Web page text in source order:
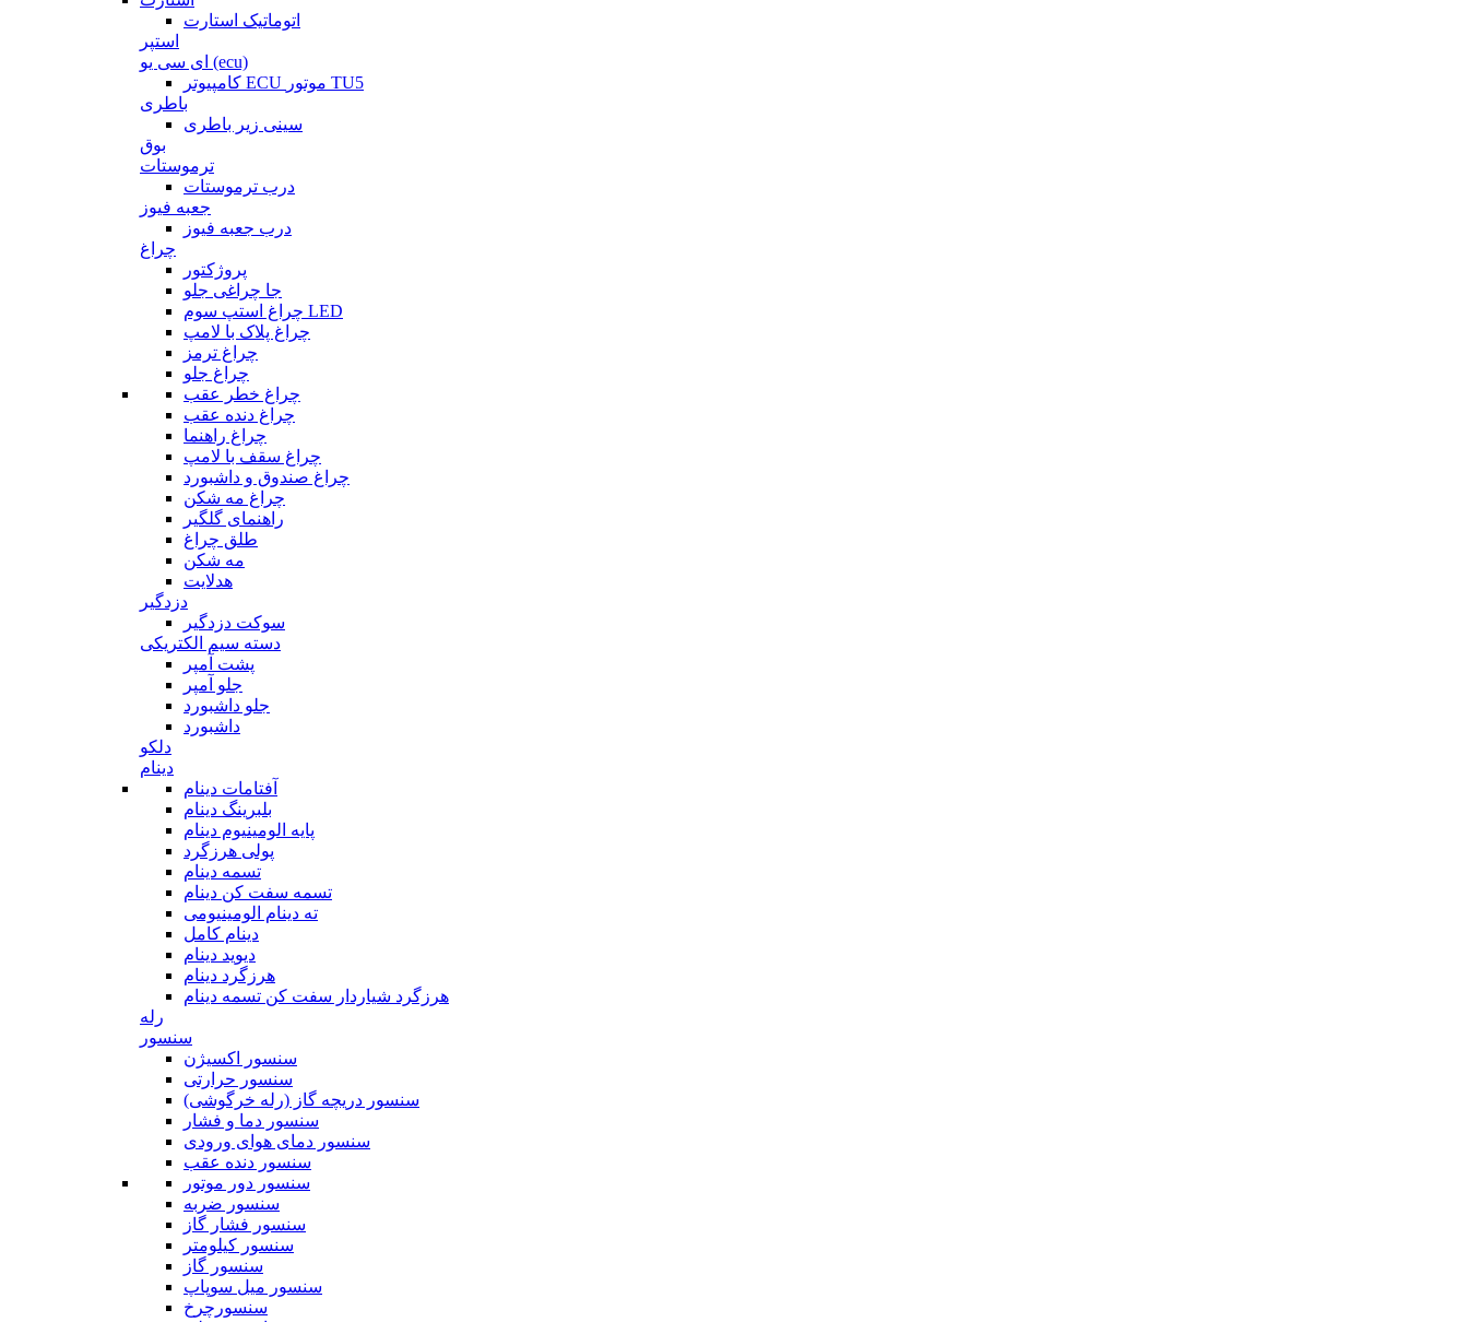
اتوماتیک استارت
استپر
ای سی یو (ecu)
کامپیوتر ECU موتور TU5
باطری
سینی زیر باطری
بوق
ترموستات
درب ترموستات
جعبه فیوز
درب جعبه فیوز
چراغ
پروژکتور
جا چراغی جلو
چراغ استپ سوم LED
چراغ پلاک با لامپ
چراغ ترمز
چراغ جلو
چراغ خطر عقب
چراغ دنده عقب
چراغ راهنما
چراغ سقف با لامپ
چراغ صندوق و داشبورد
چراغ مه شکن
راهنمای گلگیر
طلق چراغ
مه شکن
هدلایت
دزدگیر
سوکت دزدگیر
دسته سیم الکتریکی
پشت آمپر
جلو آمپر
جلو داشبورد
داشبورد
دلکو
دینام
آفتامات دینام
بلبرینگ دینام
پایه الومینیوم دینام
پولی هرزگرد
تسمه دینام
تسمه سفت کن دینام
ته دینام الومینیومی
دینام کامل
دیوید دینام
هرزگرد دینام
هرزگرد شیاردار سفت کن تسمه دینام
رله
سنسور
سنسور اکسیژن
سنسور حرارتی
سنسور دریچه گاز (رله خرگوشی)
سنسور دما و فشار
سنسور دمای هوای ورودی
سنسور دنده عقب
سنسور دور موتور
سنسور ضربه
سنسور فشار گاز
سنسور کیلومتر
سنسور گاز
سنسور میل سوپاپ
سنسورچرخ